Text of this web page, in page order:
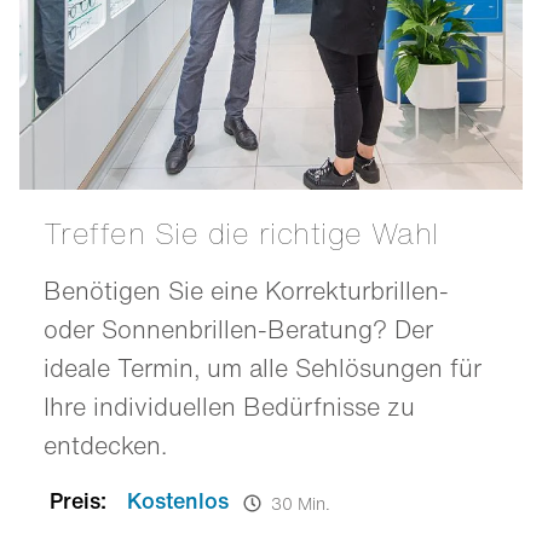
Treffen Sie die richtige Wahl
Benötigen Sie eine Korrekturbrillen-
oder Sonnenbrillen-Beratung? Der
ideale Termin, um alle Sehlösungen für
Ihre individuellen Bedürfnisse zu
entdecken.
Preis: Kostenlos 30 Min.